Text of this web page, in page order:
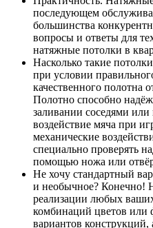
последующем
большинства
вопросы и ответы для
натяжные потолки в
Насколько такие
при условии
качественного полотна
Полотно способно
заливании соседями
воздействие мяча при
механические
специально проверять
помощью ножа или
Не хочу стандартный
и необычное? Конечно!
реализации любых
комбинаций цветов или
вариантов